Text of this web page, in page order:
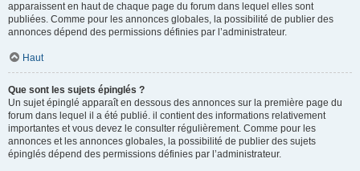
apparaissent en haut de chaque page du forum dans lequel elles sont
publiées. Comme pour les annonces globales, la possibilité de publier des
annonces dépend des permissions définies par l’administrateur.
Haut
Que sont les sujets épinglés ?
Un sujet épinglé apparaît en dessous des annonces sur la première page du
forum dans lequel il a été publié. il contient des informations relativement
importantes et vous devez le consulter régulièrement. Comme pour les
annonces et les annonces globales, la possibilité de publier des sujets
épinglés dépend des permissions définies par l’administrateur.